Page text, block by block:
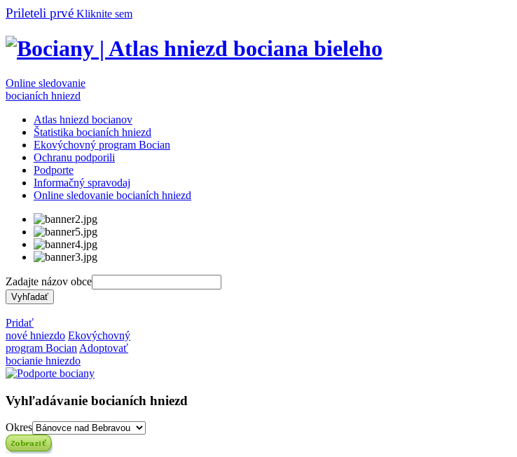
Prileteli prvé Kliknite sem
Online sledovanie
bocianích hniezd
Atlas hniezd bocianov
Štatistika bocianích hniezd
Ekovýchovný program Bocian
Ochranu podporili
Podporte
Informačný spravodaj
Online sledovanie bocianích hniezd
Zadajte názov obce
Pridať
nové hniezdo Ekovýchovný
program Bocian Adoptovať
bocianie hniezdo
Vyhľadávanie bocianích hniezd
Okres